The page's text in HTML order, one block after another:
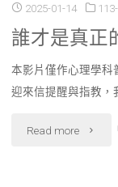
2025-01-14
誰才是真正
本影片僅作心理學科
迎來信提醒與指教，
Read more "誰